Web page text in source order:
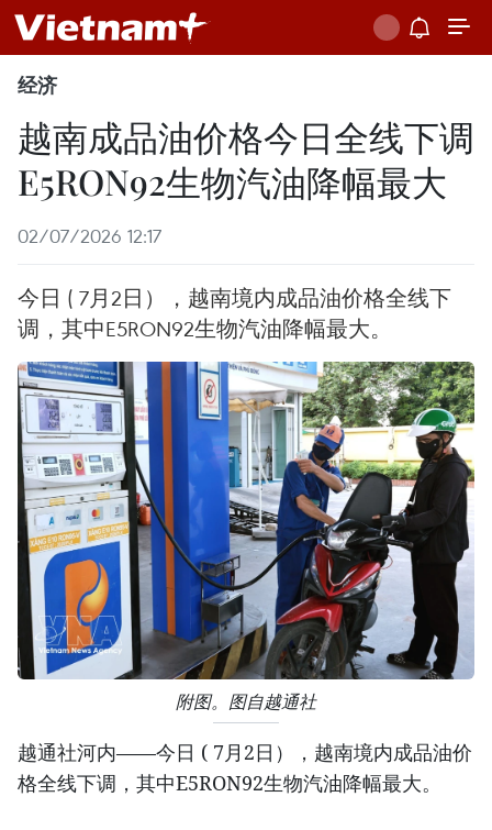
经济
越南成品油价格今日全线下调
E5RON92生物汽油降幅最大
02/07/2026 12:17
今日 ( 7月2日），越南境内成品油价格全线下
调，其中E5RON92生物汽油降幅最大。
附图。图自越通社
越通社河内——今日 ( 7月2日），越南境内成品油价
格全线下调，其中E5RON92生物汽油降幅最大。